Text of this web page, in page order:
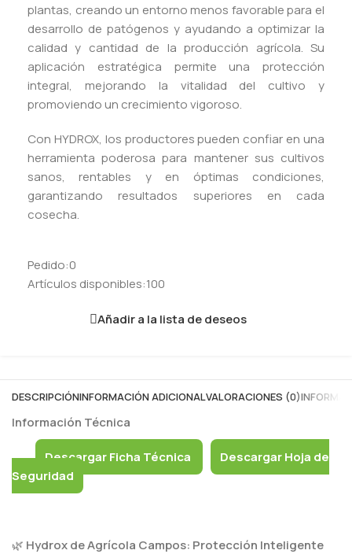
plantas, creando un entorno menos favorable para el
desarrollo de patógenos y ayudando a optimizar la
calidad y cantidad de la producción agrícola. Su
aplicación estratégica permite una protección
integral, mejorando la vitalidad del cultivo y
promoviendo un crecimiento vigoroso.
Con HYDROX, los productores pueden confiar en una
herramienta poderosa para mantener sus cultivos
sanos, rentables y en óptimas condiciones,
garantizando resultados superiores en cada
cosecha.
Pedido:0
Artículos disponibles:100
Añadir a la lista de deseos
DESCRIPCIÓNINFORMACIÓN ADICIONALVALORACIONES (0)
Información Técnica
Descargar Ficha Técnica
Descargar Hoja de
Seguridad
🌿 Hydrox de Agrícola Campos: Protección Inteligente